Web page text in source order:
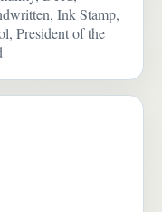
Ink Stamp,
President of the